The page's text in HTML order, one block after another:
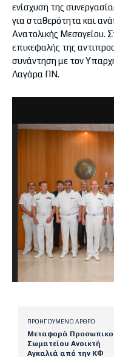
ενίσχυση της
για σταθερότητα και
Ανατολικής Μεσογείου.
επικεφαλής της
συνάντηση με τον
Λαγάρα ΠΝ.
ΠΡΟΗΓΟΎΜΕΝΟ ΆΡΘΡΟ
Μεταφορά
Σωματείου Ανοικτή
Αγκαλιά από την ΚΦ